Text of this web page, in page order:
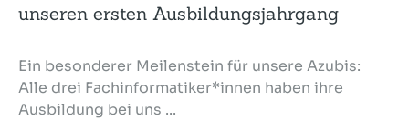
unseren ersten Ausbildungsjahrgang
Ein besonderer Meilenstein für unsere Azubis:
Alle drei Fachinformatiker*innen haben ihre
Ausbildung bei uns ...